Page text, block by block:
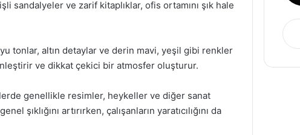
sandalyeler ve zarif kitaplıklar, ofis ortamını şık hale
tonlar, altın detaylar ve derin mavi, yeşil gibi renkler
ve dikkat çekici bir atmosfer oluşturur.
genellikle resimler, heykeller ve diğer sanat
artırırken, çalışanların yaratıcılığını da